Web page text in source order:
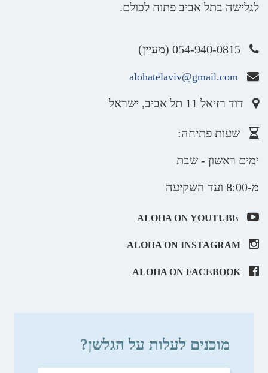
לגלישה בתל אביב פתוח לכולם.
alohatelaviv@gmail.com
דוד רזיאל 11 תל אביב, ישראל
שעות פתיחה:
ימים ראשון - שבת
מ-8:00 ועד השקיעה
מוכנים לעלות על הגלשן?